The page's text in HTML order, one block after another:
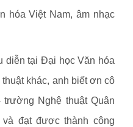
hóa Việt Nam, âm nhạc
diễn tại Đại học Văn hóa
khác, anh biết ơn cô
Nghệ thuật Quân
đạt được thành công